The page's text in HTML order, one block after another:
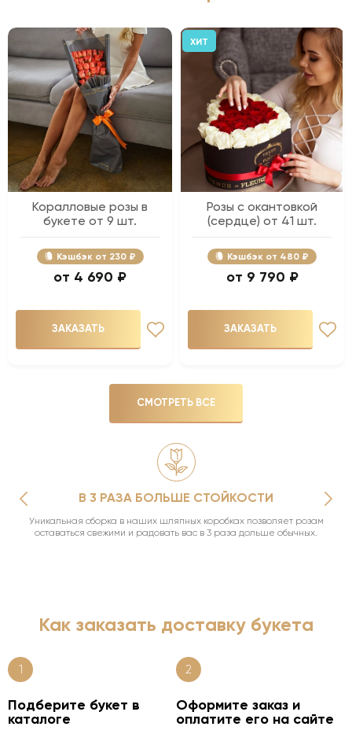
Коралловые розы в
букете от 9 шт.
Кэшбэк 230 ₽
4 690 ₽
ЗАКАЗАТЬ
ХИТ
Розы с окантовкой
(сердце) от 41 шт.
Кэшбэк 480 ₽
9 790 ₽
ЗАКАЗАТЬ
СМОТРЕТЬ ВСЕ
В 3 РАЗА БОЛЬШЕ СТОЙКОСТИ
Уникальная сборка в наших шляпных коробках позволяет розам
оставаться свежими и радовать вас в 3 раза дольше обычных.
Как заказать доставку букета
1
Подберите букет в
каталоге
2
Оформите заказ и
оплатите его на сайте